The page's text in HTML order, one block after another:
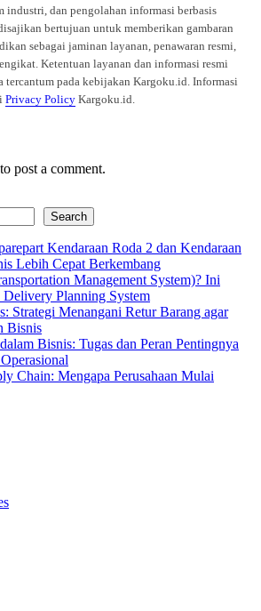
industri, dan pengolahan informasi berbasis
bertujuan untuk memberikan gambaran
sebagai jaminan layanan, penawaran resmi,
Ketentuan layanan dan informasi resmi
tercantum pada kebijakan Kargoku.id. Informasi
Privacy Policy Kargoku.id.
to post a comment.
Search
Kendaraan Roda 2 dan Kendaraan
Lebih Cepat Berkembang
Management System)? Ini
Delivery Planning System
Strategi Menangani Retur Barang agar
Bisnis
Bisnis: Tugas dan Peran Pentingnya
Chain: Mengapa Perusahaan Mulai